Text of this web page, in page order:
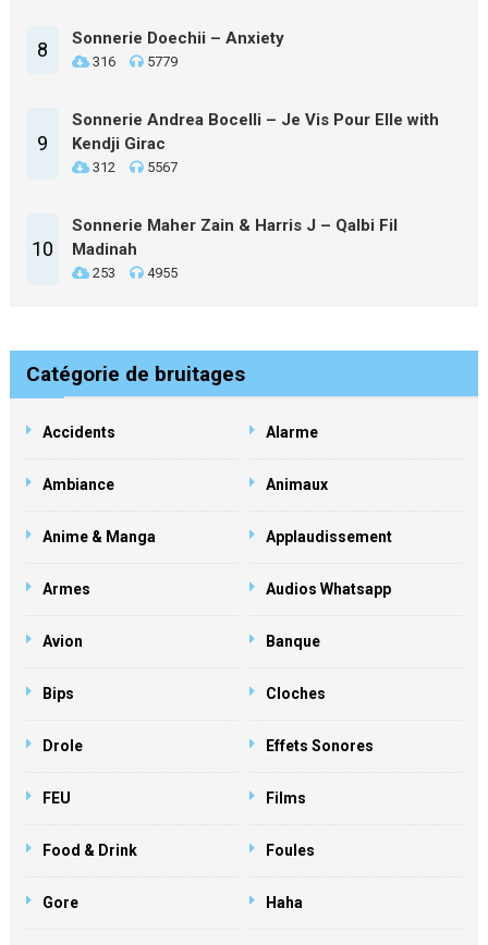
8 Sonnerie Doechii – Anxiety
316 5779
9
Sonnerie Andrea Bocelli – Je Vis Pour Elle with
Kendji Girac
312 5567
10
Sonnerie Maher Zain & Harris J – Qalbi Fil
Madinah
253 4955
Catégorie de bruitages
Accidents Alarme
Ambiance Animaux
Anime & Manga Applaudissement
Armes Audios Whatsapp
Avion Banque
Bips Cloches
Drole Effets Sonores
FEU Films
Food & Drink Foules
Gore Haha